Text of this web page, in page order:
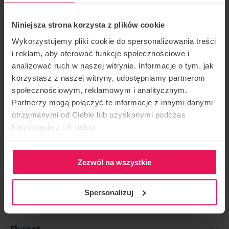
Niniejsza strona korzysta z plików cookie
Wykorzystujemy pliki cookie do spersonalizowania treści
i reklam, aby oferować funkcje społecznościowe i
analizować ruch w naszej witrynie. Informacje o tym, jak
korzystasz z naszej witryny, udostępniamy partnerom
społecznościowym, reklamowym i analitycznym.
Partnerzy mogą połączyć te informacje z innymi danymi
otrzymanymi od Ciebie lub uzyskanymi podczas
korzystania z ich usług.
Zezwól na wszystkie
Spersonalizuj
RÉSERVER UN VOL
CONSULTEZ NOTRE MAGASIN